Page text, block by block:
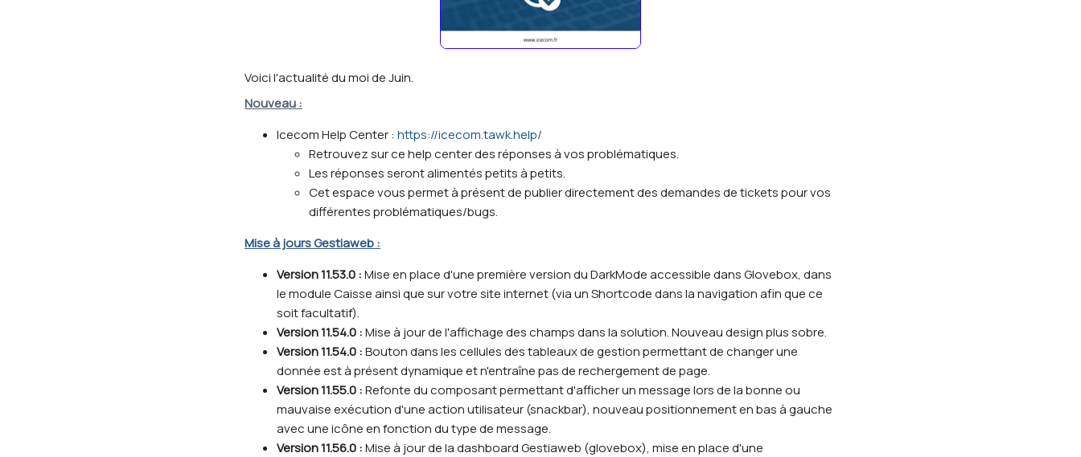
Voici l'actualité du moi de Juin.
Nouveau :
Icecom Help Center : https://icecom.tawk.help/
Retrouvez sur ce help center des réponses à vos problématiques.
Les réponses seront alimentés petits à petits.
Cet espace vous permet à présent de publier directement des demandes de tickets pour vos
différentes problématiques/bugs.
Mise à jours Gestiaweb :
Version 11.53.0 :Mise en place d'une première version du DarkMode accessible dans Glovebox, dans
le module Caisse ainsi que sur votre site internet (via un Shortcode dans la navigation afin que ce
soit facultatif).
Version 11.54.0 :Mise à jour de l'affichage des champs dans la solution. Nouveau design plus sobre.
Version 11.54.0 :Bouton dans les cellules des tableaux de gestion permettant de changer une
donnée est à présent dynamique et n'entraîne pas de rechergement de page.
Version 11.55.0 :Refonte du composant permettant d'afficher un message lors de la bonne ou
mauvaise exécution d'une action utilisateur (snackbar), nouveau positionnement en bas à gauche
avec une icône en fonction du type de message.
Version 11.56.0 :Mise à jour de la dashboard Gestiaweb (glovebox), mise en place d'une